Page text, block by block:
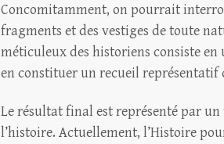
Concomitamment, on pourrait
fragments et des vestiges de toute
méticuleux des historiens consiste
en constituer un recueil représentatif
Le résultat final est représenté par
l’histoire. Actuellement, l’Histoire